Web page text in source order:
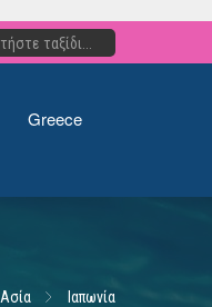
Greece
Ασία Ιαπωνία